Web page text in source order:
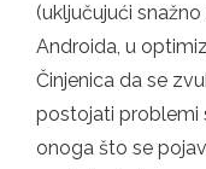
(uključujući
Androida, u
Činjenica da se
postojati problemi
onoga što se